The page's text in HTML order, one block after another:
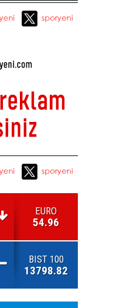
EURO
54.96
BIST 100
13798.82